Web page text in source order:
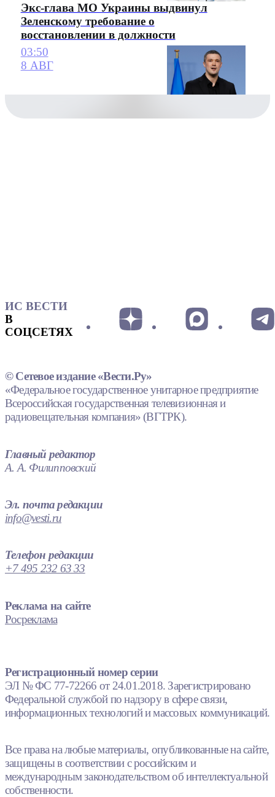
Экс-глава МО Украины выдвинул
Зеленскому требование о
восстановлении в должности
03:50
8 АВГ
ИС ВЕСТИ
В
СОЦСЕТЯХ
© Сетевое издание «Вести.Ру»
«Федеральное государственное унитарное предприятие
Всероссийская государственная телевизионная и
радиовещательная компания» (ВГТРК).
Главный редактор
А. А. Филипповский
Эл. почта редакции
info@vesti.ru
Телефон редакции
+7 495 232 63 33
Реклама на сайте
Росреклама
Регистрационный номер серии
ЭЛ № ФС 77-72266 от 24.01.2018. Зарегистрировано
Федеральной службой по надзору в сфере связи,
информационных технологий и массовых коммуникаций.
Все права на любые материалы, опубликованные на сайте,
защищены в соответствии с российским и
международным законодательством об интеллектуальной
собственности.